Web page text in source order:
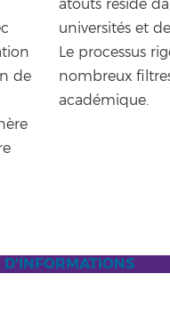
de
atouts réside
universités et
Le processus
nombreux
académique.
D'INFORMATIONS